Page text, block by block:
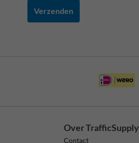
Verzenden
Over TrafficSupply
Contact